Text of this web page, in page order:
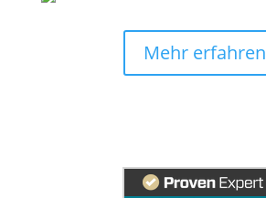
Mehr erfahren